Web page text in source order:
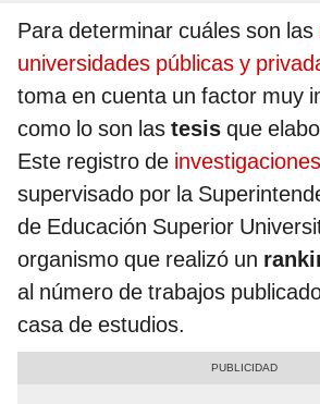
Para determinar cuáles son las
universidades públicas y
toma en cuenta un factor muy
como lo son las tesis que
Este registro de investigaciones
supervisado por la
de Educación Superior
organismo que realizó un
al número de trabajos
casa de estudios.